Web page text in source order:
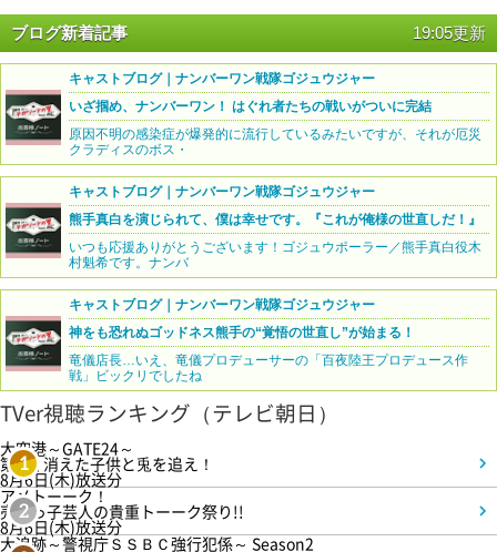
ブログ新着記事 19:05更新
キャストブログ｜ナンバーワン戦隊ゴジュウジャー
いざ掴め、ナンバーワン！ はぐれ者たちの戦いがついに完結
原因不明の感染症が爆発的に流行しているみたいですが、それが厄災
クラディスのボス・
キャストブログ｜ナンバーワン戦隊ゴジュウジャー
熊手真白を演じられて、僕は幸せです。『これが俺様の世直しだ！』
いつも応援ありがとうございます！ゴジュウポーラー／熊手真白役木
村魁希です。ナンバ
キャストブログ｜ナンバーワン戦隊ゴジュウジャー
神をも恐れぬゴッドネス熊手の“覚悟の世直し”が始まる！
竜儀店長…いえ、竜儀プロデューサーの「百夜陸王プロデュース作
戦」ビックリでしたね
TVer視聴ランキング（テレビ朝日）
1
大空港～GATE24～
第3話 消えた子供と兎を追え！
8月6日(木)放送分
2
アメトーーク！
売れっ子芸人の貴重トーーク祭り!!
8月6日(木)放送分
大追跡～警視庁ＳＳＢＣ強行犯係～ Season2